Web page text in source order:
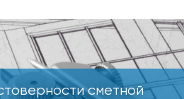
сметной